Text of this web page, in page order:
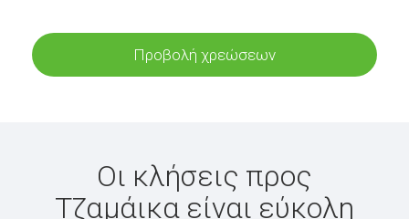
Προβολή χρεώσεων
Οι κλήσεις προς
Τζαμάικα είναι εύκολη